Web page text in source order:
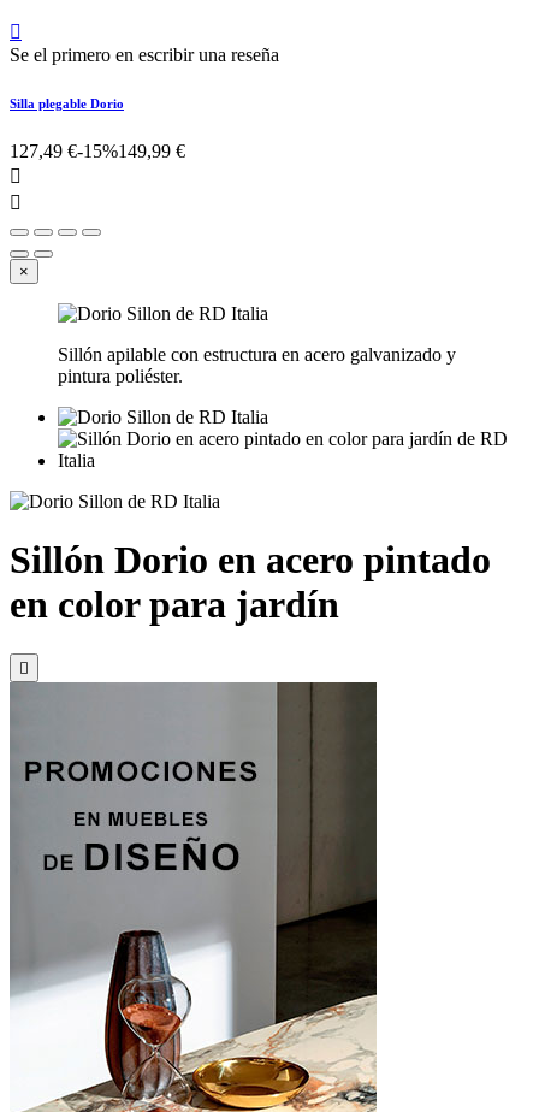

Se el primero en escribir una reseña
Silla plegable Dorio
127,49 €-15%149,99 €


×
Sillón apilable con estructura en acero galvanizado y
pintura poliéster.
Sillón Dorio en acero pintado
en color para jardín
